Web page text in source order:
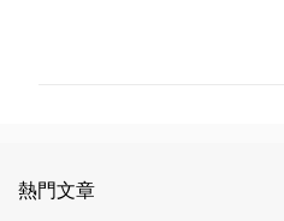
熱門文章